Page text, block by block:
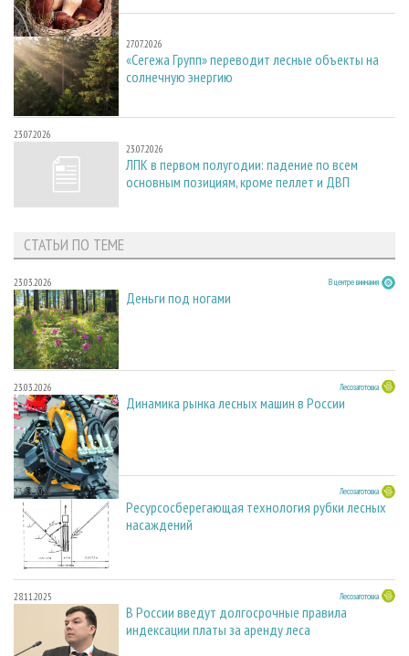
27.07.2026
27.07.2026
«Сегежа Групп» переводит лесные объекты на
солнечную энергию
23.07.2026
23.07.2026
ЛПК в первом полугодии: падение по всем
основным позициям, кроме пеллет и ДВП
СТАТЬИ ПО ТЕМЕ
23.03.2026 В центре внимания
Деньги под ногами
23.03.2026 Лесозаготовка
Динамика рынка лесных машин в России
23.03.2026 Лесозаготовка
Ресурсосберегающая технология рубки лесных
насаждений
28.11.2025 Лесозаготовка
В России введут долгосрочные правила
индексации платы за аренду леса